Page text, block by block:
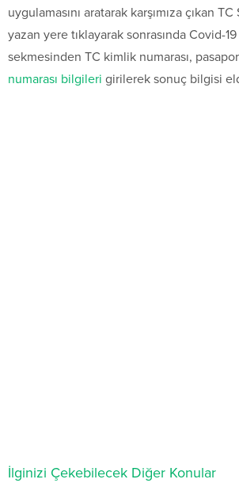
uygulamasını aratarak karşımıza çıkan TC
yazan yere tıklayarak sonrasında Covid-19
sekmesinden TC kimlik numarası,
numarası bilgileri girilerek sonuç bilgisi
İlginizi Çekebilecek Diğer Konular